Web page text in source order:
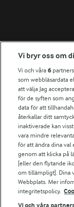
Vi bryr oss om
Vi och våra6
som webbläsardata
att välja Jag
för de syften som
data för att
återkallar ditt
inaktiverade kan
vara mindre
för att ändra dina val
genom att klicka på
[eller den flytande
om tillämpligt]. Dina
Webbplats. Mer
integritetspolicy.
Vi och våra